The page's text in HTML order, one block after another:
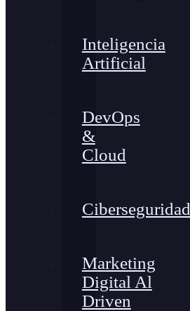
Inteligencia
Artificial
DevOps
&
Cloud
Ciberseguridad
Marketing
Digital Al
Driven